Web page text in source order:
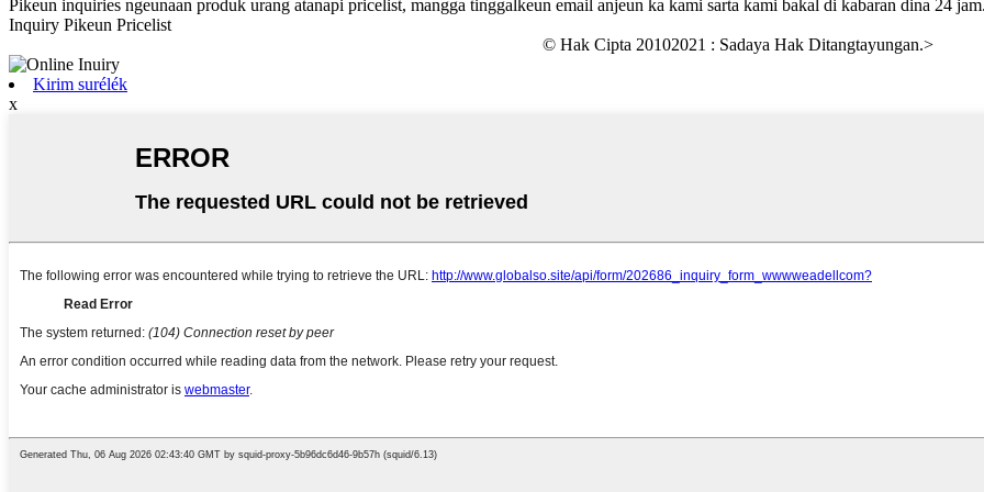
Pikeun inquiries ngeunaan produk urang atanapi pricelist, mangga tinggalkeun email anjeun ka kami sarta kami bakal di kabaran dina 24
Inquiry Pikeun Pricelist
© Hak Cipta 20102021 : Sadaya Hak Ditangtayungan.>
Kirim surélék
x